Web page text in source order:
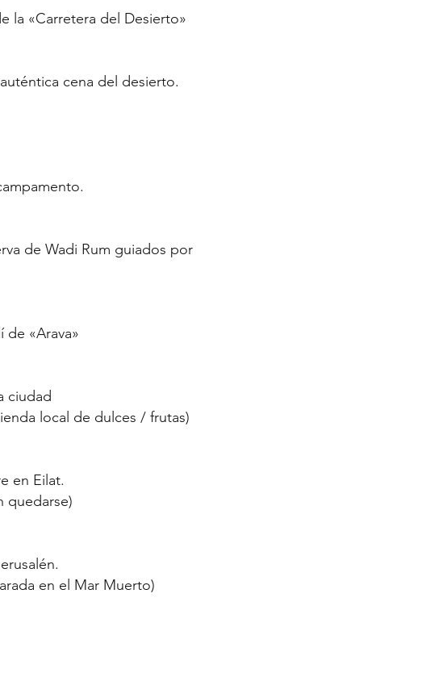
la «Carretera del Desierto»
cena del desierto.
de Wadi Rum guiados por
de «Arava»
ciudad
local de dulces / frutas)
en Eilat.
quedarse)
en el Mar Muerto)